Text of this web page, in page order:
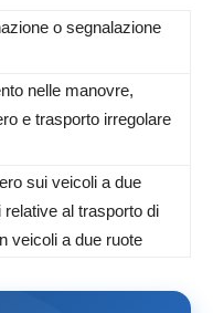
o segnalazione
nelle manovre,
e trasporto irregolare
sui veicoli a due
al trasporto di
veicoli a due ruote